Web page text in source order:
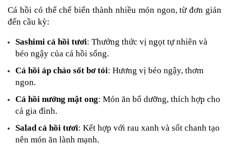
Cá hồi có thể chế biến thành nhiều món ngon, từ đơn giản
đến cầu kỳ:
Sashimi cá hồi tươi: Thưởng thức vị ngọt tự nhiên và
béo ngậy của cá hồi sống.
Cá hồi áp chảo sốt bơ tỏi: Hương vị béo ngậy, thơm
ngon.
Cá hồi nướng mật ong: Món ăn bổ dưỡng, thích hợp cho
cả gia đình.
Salad cá hồi tươi: Kết hợp với rau xanh và sốt chanh tạo
nên món ăn lành mạnh.